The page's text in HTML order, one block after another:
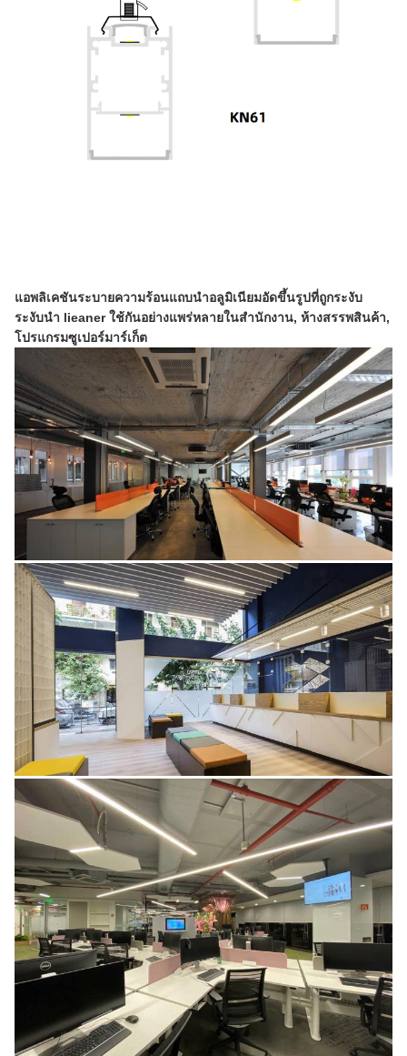
แอพลิเคชันระบายความร้อนแถบนำอลูมิเนียมอัดขึ้นรูปที่ถูกระงับ
ระงับนำ lieaner ใช้กันอย่างแพร่หลายในสำนักงาน, ห้างสรรพสินค้า,
โปรแกรมซูเปอร์มาร์เก็ต